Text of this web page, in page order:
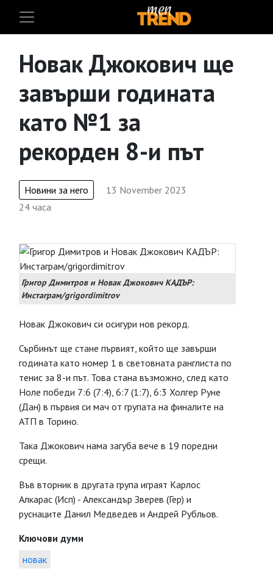
Новак Джокович ще
завърши годината
като №1 за
рекорден 8-и път
Новини за него
13 November 2023
24 часа
Григор Димитров и Новак Джокович КАДЪР:
Инстаграм/grigordimitrov
Новак Джокович си осигури нов рекорд.
Сърбинът ще стане първият, който ще завърши
годината като номер 1 в световната ранглиста по
тенис за 8-и път. Това стана възможно, след като
Ноле победи 7:6 (7:4), 6:7 (1:7), 6:3 Холгер Руне
(Дан) в първия си мач от групата на финалите на
АТП в Торино.
Така Джокович нама загуба вече в 19 поредни
срещи.
Във вторник в другата група играят Карлос
Алкарас (Исп) - Александър Зверев (Гер) и
руснаците Данил Медведев и Андрей Рубльов.
Ключови думи
новак